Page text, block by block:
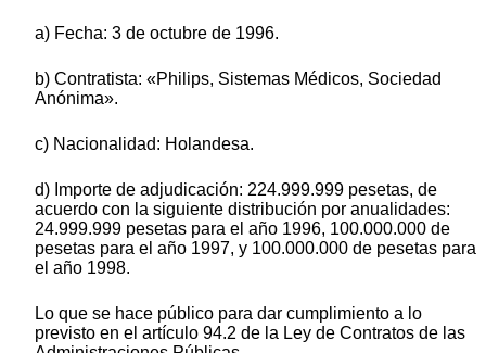
a) Fecha: 3 de octubre de 1996.
b) Contratista: «Philips, Sistemas Médicos, Sociedad
Anónima».
c) Nacionalidad: Holandesa.
d) Importe de adjudicación: 224.999.999 pesetas, de
acuerdo con la siguiente distribución por anualidades:
24.999.999 pesetas para el año 1996, 100.000.000 de
pesetas para el año 1997, y 100.000.000 de pesetas para
el año 1998.
Lo que se hace público para dar cumplimiento a lo
previsto en el artículo 94.2 de la Ley de Contratos de las